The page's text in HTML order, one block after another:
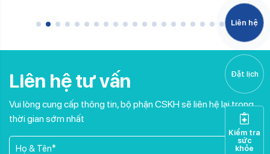
Liên hệ tư vấn
Vui lòng cung cấp thông tin, bộ phận CSKH sẽ liên hệ lại trong
thời gian sớm nhất
Liên hệ
Đặt lịch
Kiểm tra
sức
khỏe